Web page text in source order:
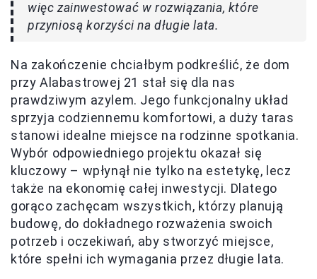
więc zainwestować w rozwiązania, które
przyniosą korzyści na długie lata.
Na zakończenie chciałbym podkreślić, że dom
przy Alabastrowej 21 stał się dla nas
prawdziwym azylem. Jego funkcjonalny układ
sprzyja codziennemu komfortowi, a duży taras
stanowi idealne miejsce na rodzinne spotkania.
Wybór odpowiedniego projektu okazał się
kluczowy – wpłynął nie tylko na estetykę, lecz
także na ekonomię całej inwestycji. Dlatego
gorąco zachęcam wszystkich, którzy planują
budowę, do dokładnego rozważenia swoich
potrzeb i oczekiwań, aby stworzyć miejsce,
które spełni ich wymagania przez długie lata.